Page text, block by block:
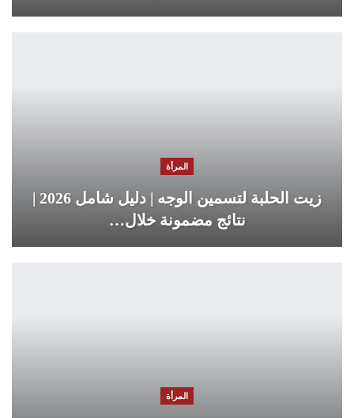
المرأة
زيت الحلبة لتسمين الوجه | دليل شامل 2026 |
نتائج مضمونة خلال…
المرأة